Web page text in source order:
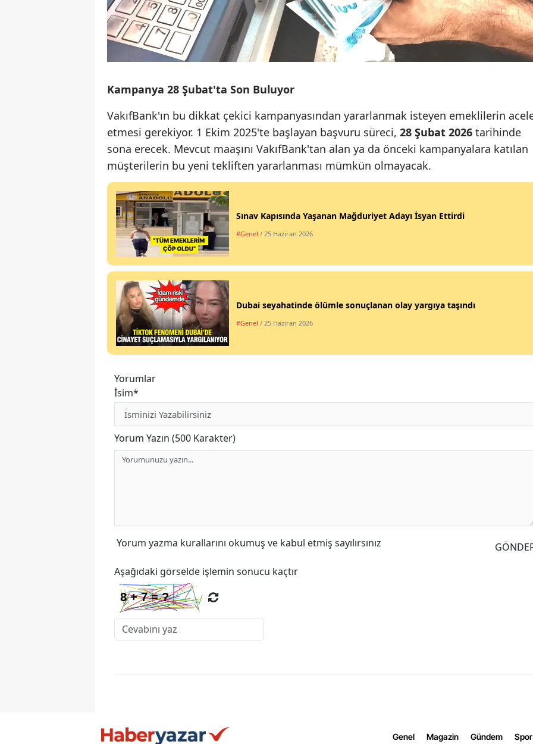
Kampanya 28 Şubat'ta Son Buluyor
VakıfBank'ın bu dikkat çekici kampanyasından yararlanmak isteyen emeklilerin
etmesi gerekiyor. 1 Ekim 2025'te başlayan başvuru süreci, 28 Şubat 2026 tarihinde
sona erecek. Mevcut maaşını VakıfBank'tan alan ya da önceki kampanyalara katılan
müşterilerin bu yeni tekliften yararlanması mümkün olmayacak.
Sınav Kapısında Yaşanan Mağduriyet Adayı İsyan Ettirdi
#Genel / 25 Haziran 2026
Dubai seyahatinde ölümle sonuçlanan olay yargıya taşındı
#Genel / 25 Haziran 2026
Yorumlar
İsim*
Yorum Yazın (500 Karakter)
Yorum yazma kurallarını okumuş ve kabul etmiş sayılırsınız
Aşağıdaki görselde işlemin sonucu kaçtır
Genel Magazin Gündem Spor